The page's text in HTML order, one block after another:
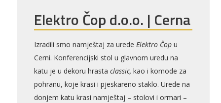
Elektro Čop d.o.o. | Cerna
Izradili smo namještaj za uredeElektro Čop u
Cerni. Konferencijski stol u glavnom uredu na
katu je u dekoru hrastaclassic, kao i komode za
pohranu, koje krasi i pjeskareno staklo. Urede na
donjem katu krasi namještaj – stolovi i ormari –